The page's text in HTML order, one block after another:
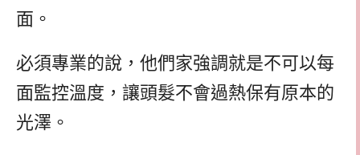
面。
必須專業的說，他們家強調就是不可以每
面監控溫度，讓頭髮不會過熱保有原本的
光澤。